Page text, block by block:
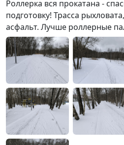
Роллерка вся прокатана -
подготовку! Трасса
асфальт. Лучше роллерные